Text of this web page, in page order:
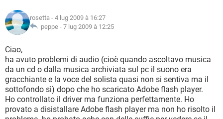
TIKTOK
HARDWARE
INSTAGRAM
TIKTOK
HARDWARE
INTRATTENIMENTO
iOS
INSTAGRAM
TIKTOK FACEBOOK
HARDWARE
COVID-19
INTRATTENIMENTO
iOS
INSTAGRAM WHATSAPP
TIKTOK FACEBOOK
HARDWARE
GLOSSARIO
COVID-19
INTRATTENIMENTO ANDROID
iOS WINDOWS 10
INSTAGRAM WHATSAPP
TIKTOK FACEBOOK
rosetta - 4 lug 2009 à 16:27
peppe - 7 lug 2009 à 12:25
Ciao,
ha avuto problemi di audio (cioè quando ascoltavo musica
da un cd o dalla musica archiviata sul pc il suono era
gracchiante e la voce del solista quasi non si sentiva ma il
sottofondo sì) dopo che ho scaricato Adobe flash player.
Ho controllato il driver ma funziona perfettamente. Ho
provato a disistallare Adobe flash player ma non ho risolto il